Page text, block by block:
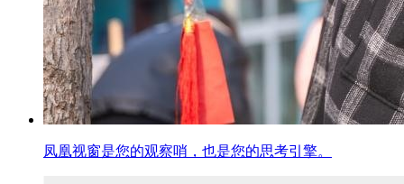
凤凰视窗是您的观察哨，也是您的思考引擎。